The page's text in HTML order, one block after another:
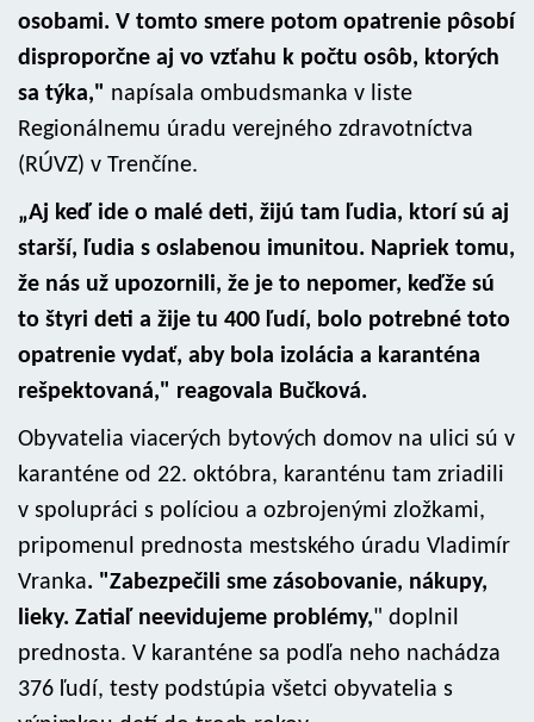
osobami. V tomto smere potom opatrenie pôsobí
disproporčne aj vo vzťahu k počtu osôb, ktorých
sa týka," napísala ombudsmanka v liste
Regionálnemu úradu verejného zdravotníctva
(RÚVZ) v Trenčíne.
„Aj keď ide o malé deti, žijú tam ľudia, ktorí sú aj
starší, ľudia s oslabenou imunitou. Napriek tomu,
že nás už upozornili, že je to nepomer, keďže sú
to štyri deti a žije tu 400 ľudí, bolo potrebné toto
opatrenie vydať, aby bola izolácia a karanténa
rešpektovaná," reagovala Bučková.
Obyvatelia viacerých bytových domov na ulici sú v
karanténe od 22. októbra, karanténu tam zriadili
v spolupráci s políciou a ozbrojenými zložkami,
pripomenul prednosta mestského úradu Vladimír
Vranka. "Zabezpečili sme zásobovanie, nákupy,
lieky. Zatiaľ neevidujeme problémy," doplnil
prednosta. V karanténe sa podľa neho nachádza
376 ľudí, testy podstúpia všetci obyvatelia s